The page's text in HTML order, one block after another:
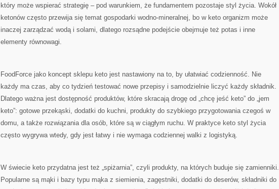
który może wspierać strategię – pod warunkiem, że fundamentem pozostaje styl życia. Wokół
ketonów często przewija się temat gospodarki wodno-mineralnej, bo w keto organizm może
inaczej zarządzać wodą i solami, dlatego rozsądne podejście obejmuje też potas i inne
elementy równowagi.
FoodForce jako koncept sklepu keto jest nastawiony na to, by ułatwiać codzienność. Nie
każdy ma czas, aby co tydzień testować nowe przepisy i samodzielnie liczyć każdy składnik.
Dlatego ważna jest dostępność produktów, które skracają drogę od „chcę jeść keto” do „jem
keto”: gotowe przekąski, dodatki do kuchni, produkty do szybkiego przygotowania czegoś w
domu, a także rozwiązania dla osób, które są w ciągłym ruchu. W praktyce keto styl życia
często wygrywa wtedy, gdy jest łatwy i nie wymaga codziennej walki z logistyką.
W świecie keto przydatna jest też „spiżarnia”, czyli produkty, na których buduje się zamienniki.
Popularne są mąki i bazy typu mąka z siemienia, zagęstniki, dodatki do deserów, składniki do